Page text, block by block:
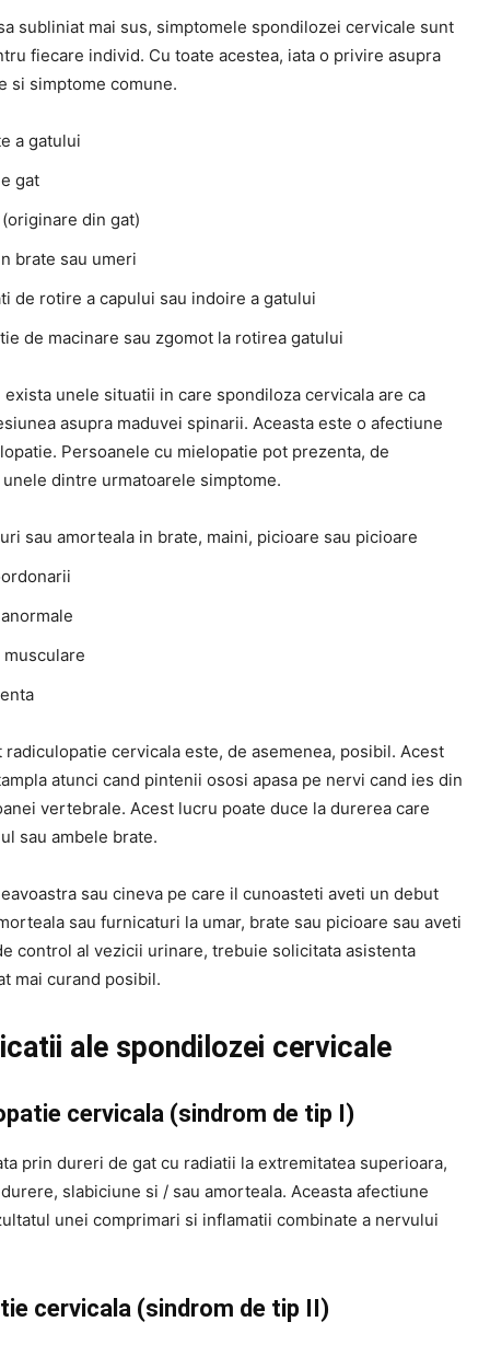
subliniat mai sus, simptomele spondilozei cervicale sunt
fiecare individ. Cu toate acestea, iata o privire asupra
si simptome comune.
a gatului
gat
din gat)
brate sau umeri
de rotire a capului sau indoire a gatului
de macinare sau zgomot la rotirea gatului
exista unele situatii in care spondiloza cervicala are ca
asupra maduvei spinarii. Aceasta este o afectiune
Persoanele cu mielopatie pot prezenta, de
unele dintre urmatoarele simptome.
sau amorteala in brate, maini, picioare sau picioare
musculare
radiculopatie cervicala este, de asemenea, posibil. Acest
atunci cand pintenii ososi apasa pe nervi cand ies din
vertebrale. Acest lucru poate duce la durerea care
sau ambele brate.
sau cineva pe care il cunoasteti aveti un debut
sau furnicaturi la umar, brate sau picioare sau aveti
control al vezicii urinare, trebuie solicitata asistenta
mai curand posibil.
ale spondilozei cervicale
cervicala (sindrom de tip I)
prin dureri de gat cu radiatii la extremitatea superioara,
slabiciune si / sau amorteala. Aceasta afectiune
unei comprimari si inflamatii combinate a nervului
cervicala (sindrom de tip II)